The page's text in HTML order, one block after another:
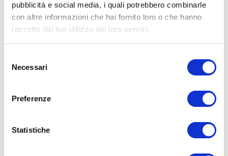
pubblicità e social media, i quali potrebbero combinarle
con altre informazioni che hai fornito loro o che hanno
raccolto dal tuo utilizzo dei loro servizi.
delNecessari
Preferenze
Statistiche